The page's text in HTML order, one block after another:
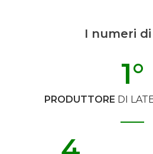
I numeri di
PRODUTTORE DI
1°